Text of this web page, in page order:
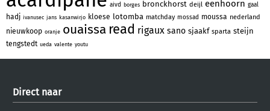
aivd borges bronckhorst deijl eenhoorn gaal
hadj ivanusec jans kasanwirjo kloese lotomba matchday mossad moussa nederland
nieuwkoop oranje ouaissa read rigaux sano sjaakf sparta steijn
tengstedt ueda valente youtu
Direct naar